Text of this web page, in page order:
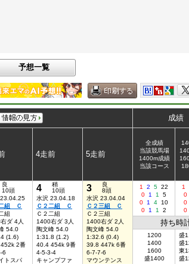
予想一覧
成績
4走前 5走前
全成績
当該競馬場
1400m成績
当該コース
良
10頭
組 Ｃ
組
ダ 4人
54.0
(1.6)
2番
6
トスパ
4
稍
10頭
水沢 23.04.18
Ｃ２二組 Ｃ
Ｃ２二組
1400右ダ 3人
陶文峰 54.0
1:31.8 (1.2)
40.4 454k 9番
4-5-3-4
キャンプファ
3
良
8頭
水沢 23.04.04
Ｃ２三組 Ｃ
Ｃ２三組
1400右ダ 2人
陶文峰 54.0
1:32.6 (0.4)
39.8 447k 6番
6-7-7-6
マウンテンス
1 2 5 22
0
1 1
5
0
1 4
10
0
1 1 2
1
0
0
0
持ち時
1200
1400
1600
盛1400
盛
盛
東
盛